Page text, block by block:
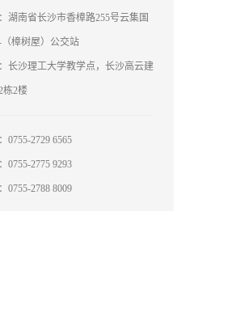
湖南省长沙市香樟路255号云集国
（樟树屋）公交站
长沙理工大学教学点，长沙高云建
栋2楼
0755-2729 6565
0755-2775 9293
0755-2788 8009